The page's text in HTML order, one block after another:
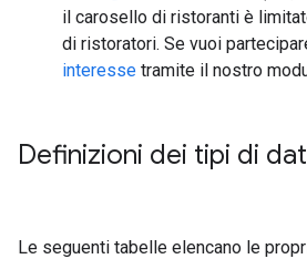
il carosello di ristoranti è
di ristoratori. Se vuoi
interesse tramite il nostro
Definizioni dei tipi di
Le seguenti tabelle elencano le